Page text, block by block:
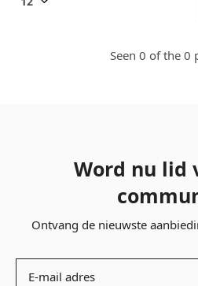
Seen 0 of the 0
Word nu lid
Ontvang de nieuwste